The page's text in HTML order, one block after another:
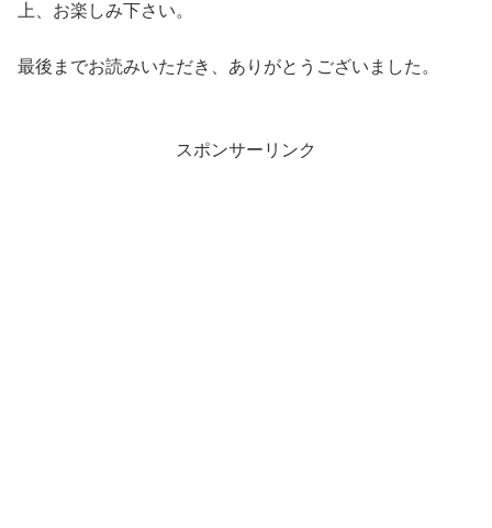
上、お楽しみ下さい。
最後までお読みいただき、ありがとうございました。
スポンサーリンク